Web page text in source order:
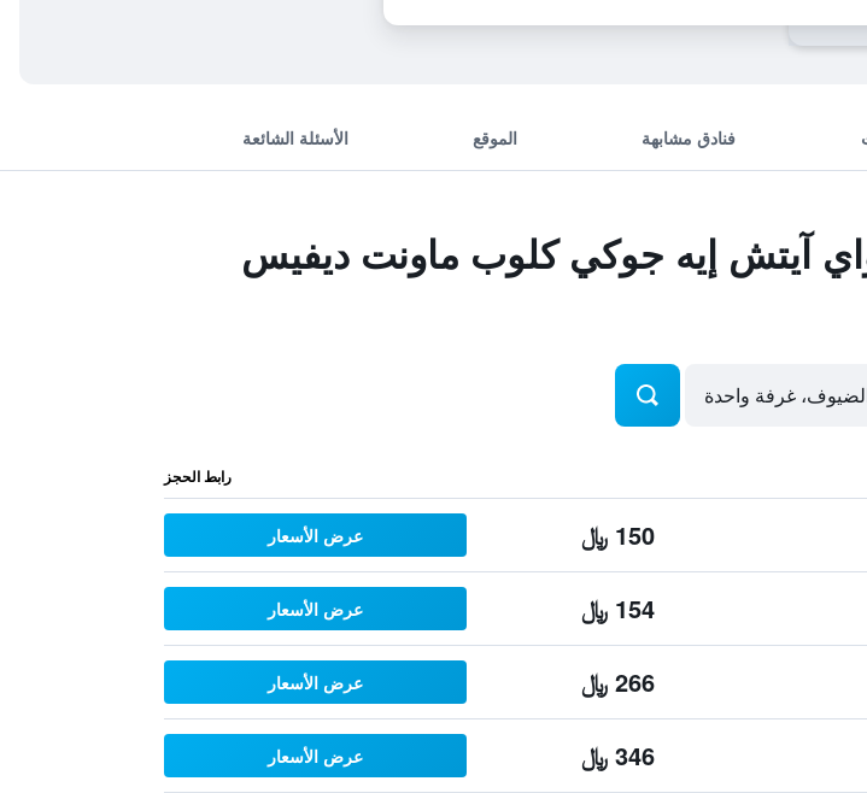
فنادق مشابهة الموقع الأسئلة الشائعة
آيتش إيه جوكي كلوب ماونت ديفيس
رابط الحجز
150 ﷼ عرض الأسعار
154 ﷼ عرض الأسعار
266 ﷼ عرض الأسعار
346 ﷼ عرض الأسعار